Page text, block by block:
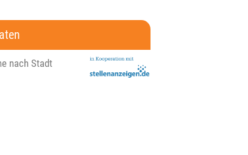
nach Stadt